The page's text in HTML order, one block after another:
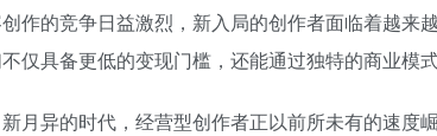
作的竞争日益激烈，新入局的创作者面临着越来
仅具备更低的变现门槛，还能通过独特的商业模
月异的时代，经营型创作者正以前所未有的速度